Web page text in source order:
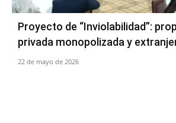
Proyecto de “Inviolabilidad”:
privada monopolizada y
22 de mayo de 2026